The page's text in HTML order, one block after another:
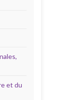
et du